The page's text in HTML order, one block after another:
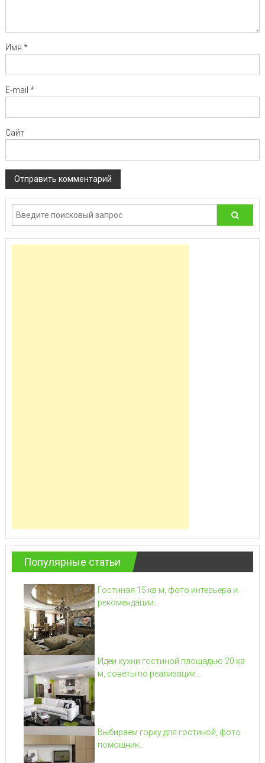
Имя *
E-mail *
Сайт
Популярные статьи
Гостиная 15 кв м, фото интерьера и
рекомендации...
Идеи кухни гостиной площадью 20 кв
м, советы по реализации...
Выбираем горку для гостиной, фото
помощник...